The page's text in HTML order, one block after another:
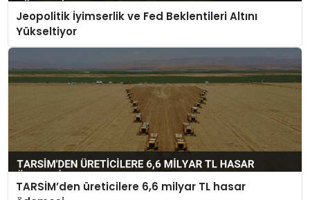
Jeopolitik İyimserlik ve Fed Beklentileri Altını
Yükseltiyor
TARSİM’den üreticilere 6,6 milyar TL hasar